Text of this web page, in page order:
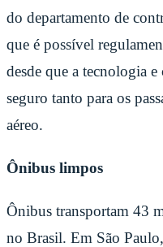
do departamento de
que é possível
desde que a tecnologia
seguro tanto para os
aéreo.
Ônibus limpos
Ônibus transportam 43
no Brasil. Em São